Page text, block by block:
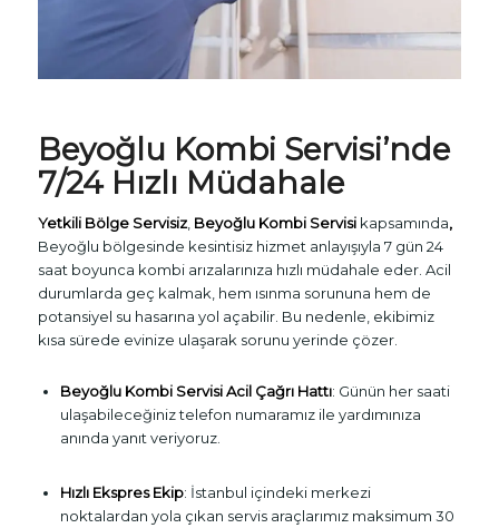
Beyoğlu Kombi Servisi’nde
7/24 Hızlı Müdahale
Yetkili Bölge Servisiz, Beyoğlu Kombi Servisi kapsamında,
Beyoğlu bölgesinde kesintisiz hizmet anlayışıyla 7 gün 24
saat boyunca kombi arızalarınıza hızlı müdahale eder. Acil
durumlarda geç kalmak, hem ısınma sorununa hem de
potansiyel su hasarına yol açabilir. Bu nedenle, ekibimiz
kısa sürede evinize ulaşarak sorunu yerinde çözer.
Beyoğlu Kombi Servisi Acil Çağrı Hattı: Günün her saati
ulaşabileceğiniz telefon numaramız ile yardımınıza
anında yanıt veriyoruz.
Hızlı Ekspres Ekip: İstanbul içindeki merkezi
noktalardan yola çıkan servis araçlarımız maksimum 30